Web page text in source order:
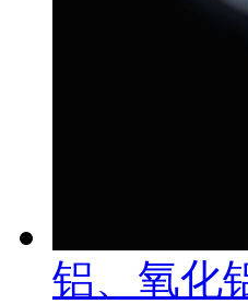
铝、氧化